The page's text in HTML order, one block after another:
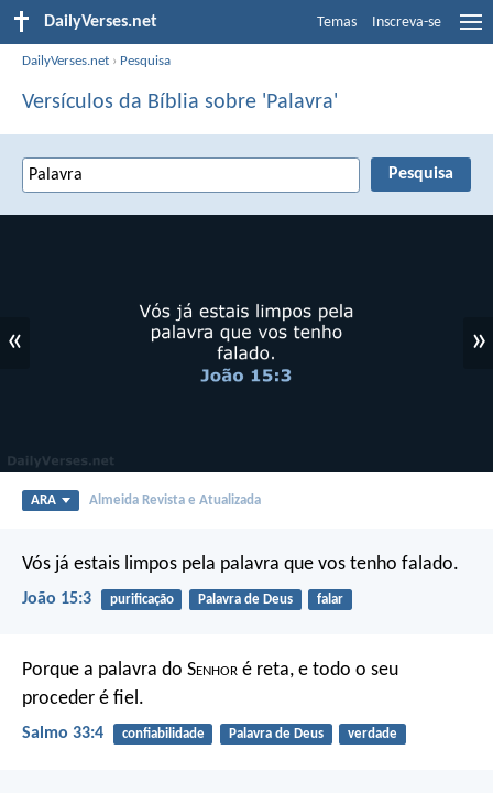
DailyVerses.net Temas Inscreva-se
DailyVerses.net › Pesquisa
Versículos da Bíblia sobre 'Palavra'
« »
ARA Almeida Revista e Atualizada
Vós já estais limpos pela palavra que vos tenho falado.
João 15:3 purificação Palavra de Deus falar
Porque a palavra do Senhor é reta, e todo o seu
proceder é fiel.
Salmo 33:4 confiabilidade Palavra de Deus verdade